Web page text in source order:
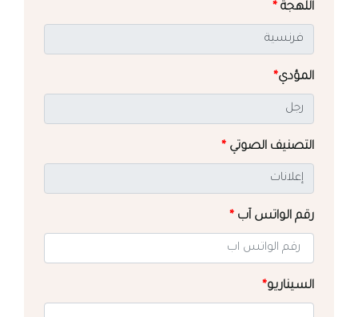
اللهجة *
المؤدي*
التصنيف الصوتي *
رقم الواتس آب *
السيناريو*